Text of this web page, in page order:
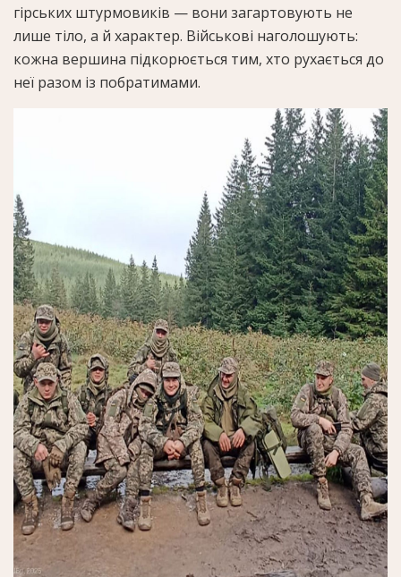
гірських штурмовиків — вони загартовують не
лише тіло, а й характер. Військові наголошують:
кожна вершина підкорюється тим, хто рухається до
неї разом із побратимами.